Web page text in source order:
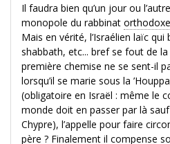
Il faudra bien qu’un jour ou
monopole du rabbinat orthodoxe
Mais en vérité, l’Israélien laïc
shabbath, etc... bref se fout de
première chemise ne se sent-il
lorsqu’il se marie sous la
(obligatoire en Israël : même le
monde doit en passer par là
Chypre), l’appelle pour faire
père ? Finalement il compense